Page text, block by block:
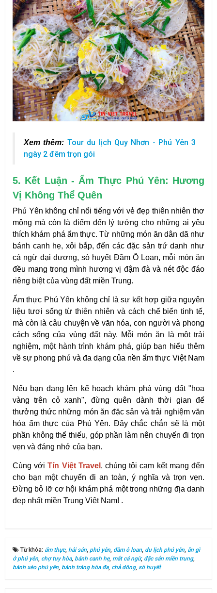
Xem thêm: Tour du lịch Quy Nhơn - Phú Yên 3
ngày 2 đêm trọn gói
5. Kết Luận - Ẩm Thực Phú Yên: Hương
Vị Không Thể Quên
Phú Yên không chỉ nổi tiếng với vẻ đẹp thiên nhiên thơ
mộng mà còn là điểm đến lý tưởng cho những ai yêu
thích khám phá ẩm thực. Từ những món ăn dân dã như
bánh canh hẹ, xôi bắp, đến các đặc sản trứ danh như
cá ngừ đại dương, sò huyết Đầm Ô Loan, mỗi món ăn
đều mang trong mình hương vị đậm đà và nét độc đáo
riêng biệt của vùng đất miền Trung.
Ẩm thực Phú Yên không chỉ là sự kết hợp giữa nguyên
liệu tươi sống từ thiên nhiên và cách chế biến tinh tế,
mà còn là câu chuyện về văn hóa, con người và phong
cách sống của vùng đất này. Mỗi món ăn là một trải
nghiệm, một hành trình khám phá, giúp bạn hiểu thêm
về sự phong phú và đa dạng của nền ẩm thực Việt Nam
.
Nếu bạn đang lên kế hoạch khám phá vùng đất "hoa
vàng trên cỏ xanh", đừng quên dành thời gian để
thưởng thức những món ăn đặc sản và trải nghiệm văn
hóa ẩm thực của Phú Yên. Đây chắc chắn sẽ là một
phần không thể thiếu, góp phần làm nên chuyến đi trọn
vẹn và đáng nhớ của bạn.
Cùng với Tín Việt Travel , chúng tôi cam kết mang đến
cho bạn một chuyến đi an toàn, ý nghĩa và trọn vẹn.
Đừng bỏ lỡ cơ hội khám phá một trong những địa danh
đẹp nhất miền Trung Việt Nam! .
Từ khóa: ẩm thực, hải sản phú yên đầm ô loan du lịch phú yên ăn gì
ở phú yên chợ tuy hòa, bánh canh hẹ, mắt cá ngừ, đặc sản miền trung,
bánh xèo phú yên bánh tráng hòa đa, chả dông, sò huyết